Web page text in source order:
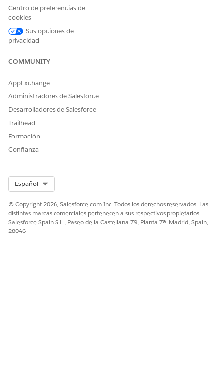
personalización.
¿RESOLVIÓ ESTE ARTÍCULO SU PROBLEMA?
Centro de preferencias de
cookies
Sus opciones de
privacidad
COMMUNITY
AppExchange
Administradores de Salesforce
Desarrolladores de Salesforce
Trailhead
Formación
Confianza
Español
© Copyright 2026, Salesforce.com Inc. Todos los derechos reservados. Las
distintas marcas comerciales pertenecen a sus respectivos propietarios.
Salesforce Spain S.L., Paseo de la Castellana 79, Planta 7ª, Madrid, Spain,
28046